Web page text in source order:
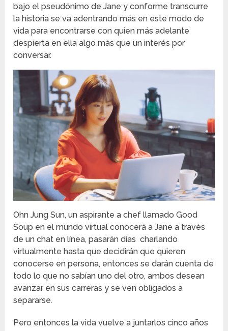
bajo el pseudónimo de Jane y conforme transcurre
la historia se va adentrando más en este modo de
vida para encontrarse con quien más adelante
despierta en ella algo más que un interés por
conversar.
Ohn Jung Sun, un aspirante a chef llamado Good
Soup en el mundo virtual conocerá a Jane a través
de un chat en línea, pasarán días charlando
virtualmente hasta que decidirán que quieren
conocerse en persona, entonces se darán cuenta de
todo lo que no sabían uno del otro, ambos desean
avanzar en sus carreras y se ven obligados a
separarse.
Pero entonces la vida vuelve a juntarlos cinco años